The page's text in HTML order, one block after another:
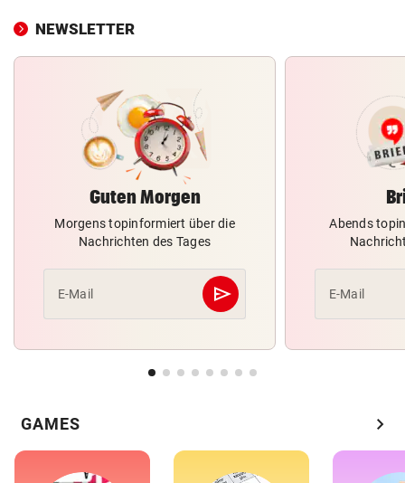
NEWSLETTER
Guten Morgen
Morgens topinformiert über die
Nachrichten des Tages
E-Mail send
Abschicken
Abends
E-Mail
GAMES chevron_right